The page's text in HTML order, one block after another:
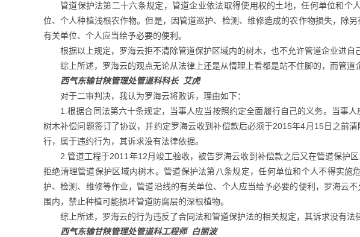
管道保护法第二十六条规定，管道企业依法取得使用权的土地，任何单位和
位、个人种植浅根农作物。但是，因管道巡护、检测、维修造成的农作物损失，除
有关单位、个人应当给予必要的便利。
根据以上规定，罗海云拒不清除管道保护区域内的树木，也不允许管道企业进自
综上所述，罗海云的观点无论从法律上还是从情理上看都是站不住脚的，而管
西气东输甘陕管理处管道科科长 艾虎
对于二审判决，我认为罗海云将败诉，理由如下：
1.根据合同法第六十条规定，当事人应当按照约定全面履行自己的义务。当事
树木补偿问题签订了协议，并约定罗海云收到补偿款后必须于2015年4月15日之前
行，属于违约行为，其诉求没有法律依据。
2.管道工程于2011年12月竣工验收，被告罗海云收到补偿款之后又在管道保护
拒绝清理管道保护区域内树木。管道保护法第八条规定，任何单位和个人不得实
护、检测、维修等作业，管道沿线的有关单位、个人应当给予必要的便利，罗海云
围内，禁止种植可能损坏管道防腐层的深根植物。
综上所述，罗海云的行为违反了合同法和管道保护法的相关规定，其诉求没有法
西气东输甘陕管理处管道科工程师 白丽波